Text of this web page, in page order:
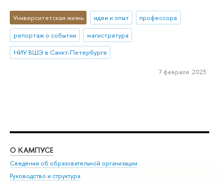
Университетская жизнь идеи и опыт
профессора
репортаж о событии
магистратура
НИУ ВШЭ в Санкт-Петербурге
7 февраля 2023
О КАМПУСЕ
Сведения об образовательной организации
Руководство и структура